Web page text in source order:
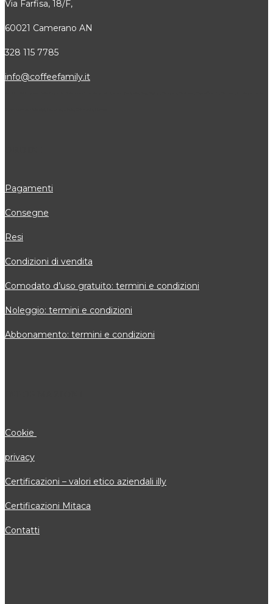
Via Farfisa, 18/F,
60021 Camerano AN
328 115 7785
info@coffeefamily.it
Pagamenti
Consegne
Resi
Condizioni di vendita
Comodato d’uso gratuito: termini e condizioni
Noleggio: termini e condizioni
Abbonamento: termini e condizioni
Cookie
privacy
Certificazioni – valori etico aziendali illy
Certificazioni Mitaca
Contatti